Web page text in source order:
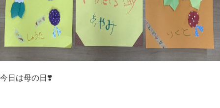
今日は母の日❣️